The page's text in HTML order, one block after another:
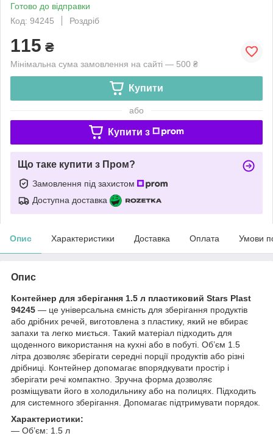
Готово до відправки
Код: 94245
Роздріб
115 ₴
Мінімальна сума замовлення на сайті — 500 ₴
Купити
або
Купити з
Що таке купити з Пром?
Замовлення під захистом
Доступна доставка
Опис Характеристики Доставка Оплата Умови
Опис
Контейнер для зберігання 1.5 л пластиковий Stars Plast
94245 — це універсальна ємність для зберігання продуктів
або дрібних речей, виготовлена з пластику, який не вбирає
запахи та легко миється. Такий матеріал підходить для
щоденного використання на кухні або в побуті. Об’єм 1.5
літра дозволяє зберігати середні порції продуктів або різні
дрібниці. Контейнер допомагає впорядкувати простір і
зберігати речі компактно. Зручна форма дозволяє
розміщувати його в холодильнику або на полицях. Підходить
для системного зберігання. Допомагає підтримувати порядок.
Характеристики:
— Об’єм: 1.5 л